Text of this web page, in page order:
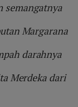
semangatnya
Margarana
darahnya
Merdeka dari